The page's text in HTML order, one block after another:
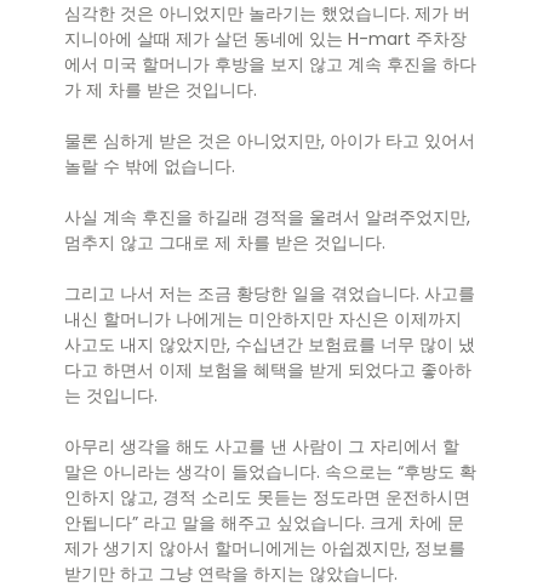
심각한 것은 아니었지만 놀라기는 했었습니다. 제가 버
지니아에 살때 제가 살던 동네에 있는 H-mart 주차장
에서 미국 할머니가 후방을 보지 않고 계속 후진을 하다
가 제 차를 받은 것입니다.
물론 심하게 받은 것은 아니었지만, 아이가 타고 있어서
놀랄 수 밖에 없습니다.
사실 계속 후진을 하길래 경적을 울려서 알려주었지만,
멈추지 않고 그대로 제 차를 받은 것입니다.
그리고 나서 저는 조금 황당한 일을 겪었습니다. 사고를
내신 할머니가 나에게는 미안하지만 자신은 이제까지
사고도 내지 않았지만, 수십년간 보험료를 너무 많이 냈
다고 하면서 이제 보험을 혜택을 받게 되었다고 좋아하
는 것입니다.
아무리 생각을 해도 사고를 낸 사람이 그 자리에서 할
말은 아니라는 생각이 들었습니다. 속으로는 “후방도 확
인하지 않고, 경적 소리도 못듣는 정도라면 운전하시면
안됩니다” 라고 말을 해주고 싶었습니다. 크게 차에 문
제가 생기지 않아서 할머니에게는 아쉽겠지만, 정보를
받기만 하고 그냥 연락을 하지는 않았습니다.